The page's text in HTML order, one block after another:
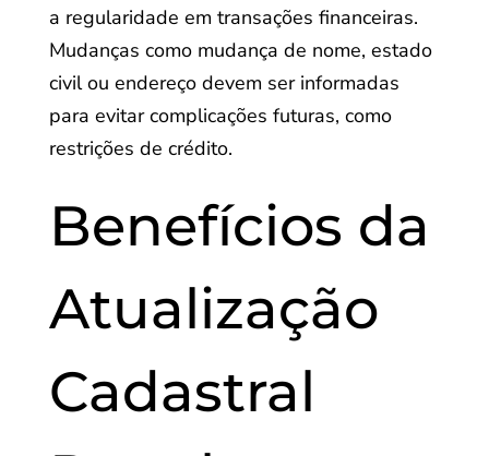
a regularidade em transações financeiras.
Mudanças como mudança de nome, estado
civil ou endereço devem ser informadas
para evitar complicações futuras, como
restrições de crédito.
Benefícios da
Atualização
Cadastral